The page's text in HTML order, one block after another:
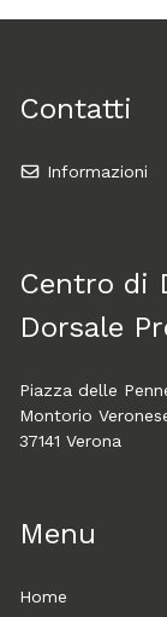
Contatti
Informazioni
Centro di
Dorsale
Piazza delle
Montorio
37141 Verona
Menu
Home